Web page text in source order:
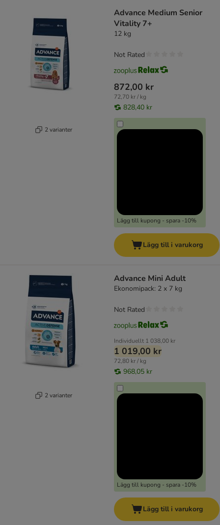
2 varianter
Advance Medium Senior
Vitality 7+
12 kg
872,00 kr
72,70 kr / kg
828,40 kr
Lägg till kupong - spara -10%
Not Rated
Lägg till i varukorg
2 varianter
Advance Mini Adult
Ekonomipack: 2 x 7 kg
Individuellt 1 038,00 kr
1 019,00 kr
72,80 kr / kg
968,05 kr
Lägg till kupong - spara -10%
Not Rated
Lägg till i varukorg